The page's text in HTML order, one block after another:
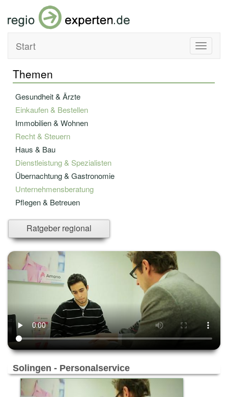
Toggle
Start
Themen
Gesundheit & Ärzte
Einkaufen & Bestellen
Immobilien & Wohnen
Recht & Steuern
Haus & Bau
Dienstleistung & Spezialisten
Übernachtung & Gastronomie
Unternehmensberatung
Pflegen & Betreuen
Versicherung - u. Finanzwesen
Reisen & Touristik
Freizeit & Events
Trauern & Erinnern
Manufaktur & Handwerk
Entwicklung & Produktion
Top-Arbeitsplätze & Karriere
Spenden & Verschenken
Ratgeber regional
Solingen - Personalservice